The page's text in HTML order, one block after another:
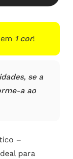
1 cor!
se a
a ao
–
para